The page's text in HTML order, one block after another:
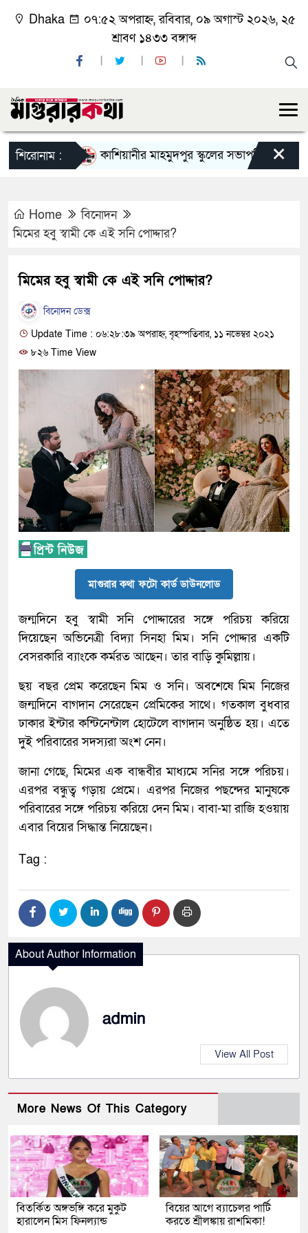
Dhaka
০৭:৫২ অপরাহ্ন, রবিবার, ০৯ অগাস্ট ২০২৬, ২৫
শ্রাবণ ১৪৩৩ বঙ্গাব্দ
শিরোনাম : কাশিয়ানীর মাহমুদপুর স্কুলের সভাপতি হলেন গোবিন্দ
×
Home
বিনোদন
মিমের হবু স্বামী কে এই সনি পোদ্দার?
মিমের হবু স্বামী কে এই সনি পোদ্দার?
বিনোদন ডেক্স
Update Time : ০৬:২৮:৩৯ অপরাহ্ন, বৃহস্পতিবার, ১১ নভেম্বর ২০২১
৮২৬ Time View
মাগুরার কথা ফটো কার্ড ডাউনলোড
জন্মদিনে হবু স্বামী সনি পোদ্দারের সঙ্গে পরিচয় করিয়ে
দিয়েছেন অভিনেত্রী বিদ্যা সিনহা মিম। সনি পোদ্দার একটি
বেসরকারি ব্যাংকে কর্মরত আছেন। তার বাড়ি কুমিল্লায়।
ছয় বছর প্রেম করেছেন মিম ও সনি। অবশেষে মিম নিজের
জন্মদিনে বাগদান সেরেছেন প্রেমিকের সাথে। গতকাল বুধবার
ঢাকার ইন্টার কন্টিনেন্টাল হোটেলে বাগদান অনুষ্ঠিত হয়। এতে
দুই পরিবারের সদস্যরা অংশ নেন।
জানা গেছে, মিমের এক বান্ধবীর মাধ্যমে সনির সঙ্গে পরিচয়।
এরপর বন্ধুত্ব গড়ায় প্রেমে। এরপর নিজের পছন্দের মানুষকে
পরিবারের সঙ্গে পরিচয় করিয়ে দেন মিম। বাবা-মা রাজি হওয়ায়
এবার বিয়ের সিদ্ধান্ত নিয়েছেন।
Tag :
About Author Information
admin
View All Post
More News Of This Category
বিতর্কিত অঙ্গভঙ্গি করে মুকুট
হারালেন মিস ফিনল্যান্ড
বিয়ের আগে ব্যাচেলর পার্টি
করতে শ্রীলঙ্কায় রাশমিকা!